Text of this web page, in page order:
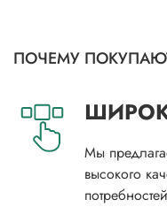
ПОЧЕМУ
Мы
высокого